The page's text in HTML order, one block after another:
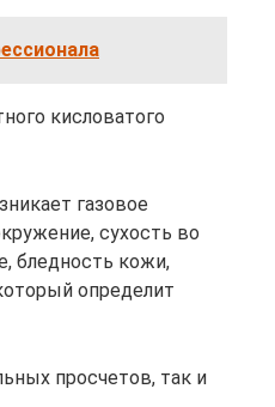
кисловатого
газовое
сухость во
бледность кожи,
определит
просчетов, так и